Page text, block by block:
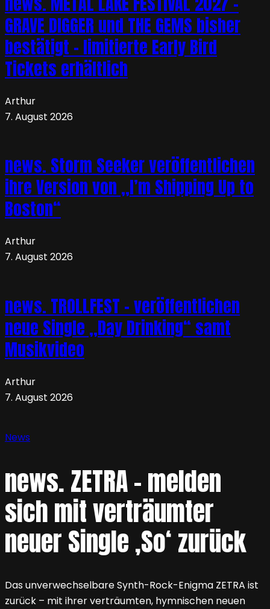
GRAVE DIGGER und THE GEMS bisher
bestätigt – limitierte Early Bird
Tickets erhältlich
Arthur
7. August 2026
news. Storm Seeker veröffentlichen
ihre Version von „I’m Shipping Up to
Boston“
Arthur
7. August 2026
news. TROLLFEST – veröffentlichen
neue Single „Day Drinking“ samt
Musikvideo
Arthur
7. August 2026
News
news. ZETRA – melden
sich mit verträumter
neuer Single ‚So‘ zurück
Das unverwechselbare Synth-Rock-Enigma ZETRA ist
zurück – mit ihrer verträumten, hymnischen neuen